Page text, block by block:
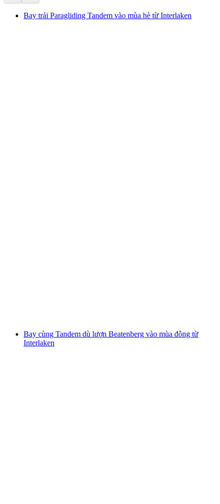
Bay trải Paragliding Tandem vào mùa hè từ Interlaken
Bay cùng Tandem dù lượn Beatenberg vào mùa đông từ
Interlaken